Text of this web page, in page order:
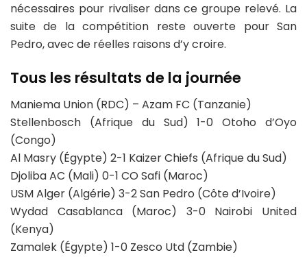
nécessaires pour rivaliser dans ce groupe relevé. La
suite de la compétition reste ouverte pour San
Pedro, avec de réelles raisons d’y croire.
Tous les résultats de la journée
Maniema Union (RDC) – Azam FC (Tanzanie)
Stellenbosch (Afrique du Sud) 1-0 Otoho d’Oyo
(Congo)
Al Masry (Égypte) 2-1 Kaizer Chiefs (Afrique du Sud)
Djoliba AC (Mali) 0-1 CO Safi (Maroc)
USM Alger (Algérie) 3-2 San Pedro (Côte d’Ivoire)
Wydad Casablanca (Maroc) 3-0 Nairobi United
(Kenya)
Zamalek (Égypte) 1-0 Zesco Utd (Zambie)